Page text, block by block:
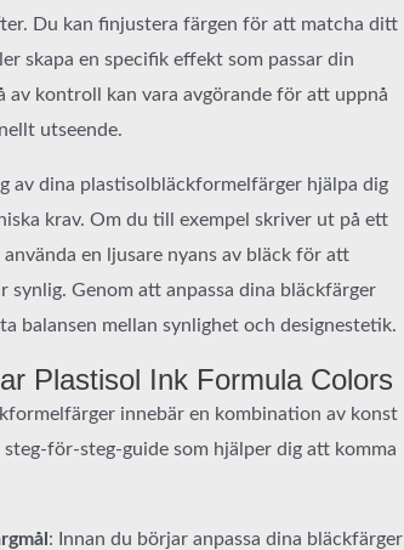
Du kan finjustera färgen för att matcha ditt
skapa en specifik effekt som passar din
av kontroll kan vara avgörande för att uppnå
utseende.
av dina plastisolbläckformelfärger hjälpa dig
krav. Om du till exempel skriver ut på ett
en ljusare nyans av bläck för att
synlig. Genom att anpassa dina bläckfärger
balansen mellan synlighet och designestetik.
Plastisol Ink Formula Colors
innebär en kombination av konst
för-steg-guide som hjälper dig att komma
: Innan du börjar anpassa dina bläckfärger